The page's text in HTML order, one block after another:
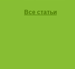
Все статьи